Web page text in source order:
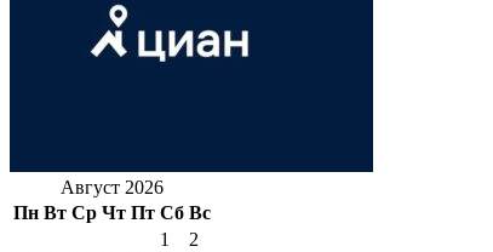
Август 2026
Пн Вт Ср Чт Пт Сб Вс
1
2